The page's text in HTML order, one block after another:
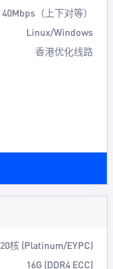
40Mbps（上下对等）
Linux/Windows
香港优化线路
20核 (Platinum/EYPC)
16G (DDR4 ECC)